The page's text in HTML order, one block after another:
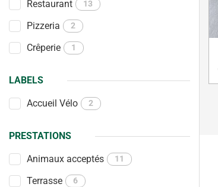
Restaurant 13
Pizzeria 2
Crêperie 1
LABELS
Accueil Vélo 2
PRESTATIONS
Animaux acceptés 11
Terrasse 6